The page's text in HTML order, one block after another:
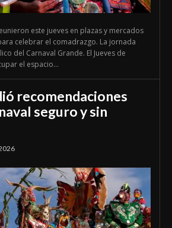
este jueves en plazas y mercados
celebrar el comadrazgo. La jornada
del Carnaval Grande. El Jueves de
el espacio...
recomendaciones
seguro y sin